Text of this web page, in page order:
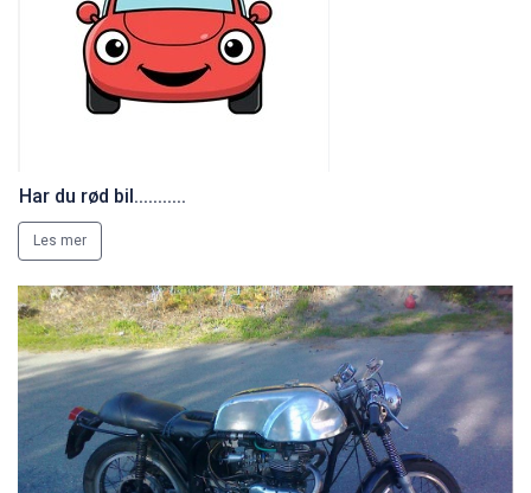
Har du rød bil...........
Les mer